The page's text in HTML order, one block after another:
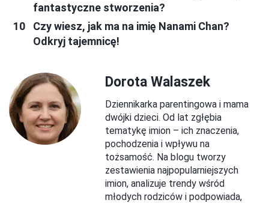
fantastyczne stworzenia?
Czy wiesz, jak ma na imię Nanami Chan?
Odkryj tajemnicę!
Dorota Walaszek
Dziennikarka parentingowa i mama
dwójki dzieci. Od lat zgłębia
tematykę imion – ich znaczenia,
pochodzenia i wpływu na
tożsamość. Na blogu tworzy
zestawienia najpopularniejszych
imion, analizuje trendy wśród
młodych rodziców i podpowiada,